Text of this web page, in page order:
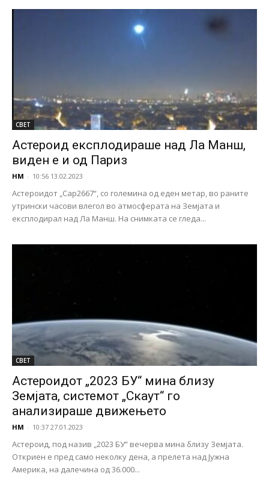
СВЕТ
Астероид експлодираше над Ла Манш,
виден е и од Париз
НМ - 10:56 13.02.2023
Астероидот „Сар2667“, со големина од еден метар, во раните
утрински часови влегол во атмосферата на Земјата и
експлодирал над Ла Манш. На снимката се гледа...
СВЕТ
Астероидот „2023 БУ“ мина близу
Земјата, системот „Скаут“ го
анализираше движењето
НМ - 10:37 27.01.2023
Астероид, под назив „2023 БУ“ вечерва мина близу Земјата.
Откриен е пред само неколку дена, а прелета над Јужна
Америка, на далечина од 36.000...